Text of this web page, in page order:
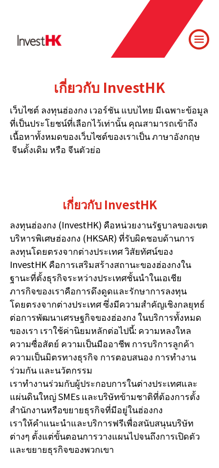
เกี่ยวกับ InvestHK
เว็บไซต์ ลงทุนฮ่องกง เวอร์ชัน แบบไทย มีเฉพาะข้อมูล
ที่เป็นประโยชน์ที่เลือกไว้เท่านั้น คุณสามารถเข้าถึง
เนื้อหาทั้งหมดของเว็บไซต์ของเราเป็น ภาษาอังกฤษ
จีนดั้งเดิม หรือ จีนตัวย่อ
เกี่ยวกับ InvestHK
ลงทุนฮ่องกง (InvestHK) คือหน่วยงานรัฐบาลของเขต
บริหารพิเศษฮ่องกง (HKSAR) ที่รับผิดชอบด้านการ
ลงทุนโดยตรงจากต่างประเทศ วิสัยทัศน์ของ
InvestHK คือการเสริมสร้างสถานะของฮ่องกงใน
ฐานะที่ตั้งธุรกิจระหว่างประเทศชั้นนำในเอเชีย
ภารกิจของเราคือการดึงดูดและรักษาการลงทุน
โดยตรงจากต่างประเทศ ซึ่งมีความสำคัญเชิงกลยุทธ์
ต่อการพัฒนาเศรษฐกิจของฮ่องกง ในบริการทั้งหมด
ของเรา เราใช้ค่านิยมหลักต่อไปนี้: ความหลงใหล
ความซื่อสัตย์ ความเป็นมืออาชีพ การบริการลูกค้า
ความเป็นมิตรทางธุรกิจ การตอบสนอง การทำงาน
ร่วมกัน และนวัตกรรม
เราทำงานร่วมกับผู้ประกอบการในต่างประเทศและ
แผ่นดินใหญ่ SMEs และบริษัทข้ามชาติที่ต้องการตั้ง
สำนักงานหรือขยายธุรกิจที่มีอยู่ในฮ่องกง
เราให้คําแนะนําและบริการฟรีเพื่อสนับสนุนบริษัท
ต่างๆ ตั้งแต่ขั้นตอนการวางแผนไปจนถึงการเปิดตัว
และขยายธุรกิจของพวกเขา